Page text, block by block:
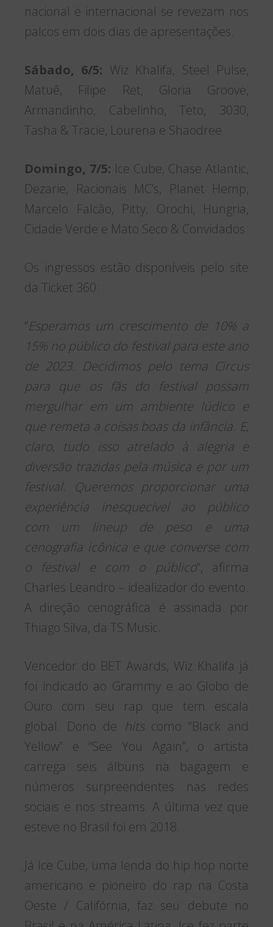
nacional e internacional se revezam nos
palcos em dois dias de apresentações.
Sábado, 6/5: Wiz Khalifa, Steel Pulse,
Matuê, Filipe Ret, Gloria Groove,
Armandinho, Cabelinho, Teto, 3030,
Tasha & Tracie, Lourena e Shaodree
Domingo, 7/5: Ice Cube, Chase Atlantic,
Dezarie, Racionais MC’s, Planet Hemp,
Marcelo Falcão, Pitty, Orochi, Hungria,
Cidade Verde e Mato Seco & Convidados
Os ingressos estão disponíveis pelo site
da Ticket 360:
“Esperamos um crescimento de 10% a
15% no público do festival para este ano
de 2023. Decidimos pelo tema Circus
para que os fãs do festival possam
mergulhar em um ambiente lúdico e
que remeta a coisas boas da infância. E,
claro, tudo isso atrelado à alegria e
diversão trazidas pela música e por um
festival. Queremos proporcionar uma
experiência inesquecível ao público
com um lineup de peso e uma
cenografia icônica e que converse com
o festival e com o público“, afirma
Charles Leandro – idealizador do evento.
A direção cenográfica é assinada por
Thiago Silva, da TS Music.
Vencedor do BET Awards, Wiz Khalifa já
foi indicado ao Grammy e ao Globo de
Ouro com seu rap que tem escala
global. Dono de hits como “Black and
Yellow” e “See You Again”, o artista
carrega seis álbuns na bagagem e
números surpreendentes nas redes
sociais e nos streams. A última vez que
esteve no Brasil foi em 2018.
Já Ice Cube, uma lenda do hip hop norte
americano e pioneiro do rap na Costa
Oeste / Califórnia, faz seu debute no